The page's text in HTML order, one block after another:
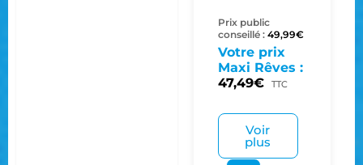
Prix public
conseillé : 49,99€
Votre prix
Maxi Rêves :
47,49€ TTC
Voir
plus